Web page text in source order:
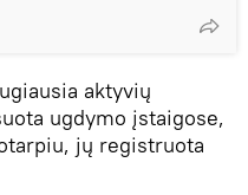
aktyvių
ugdymo įstaigose,
jų registruota